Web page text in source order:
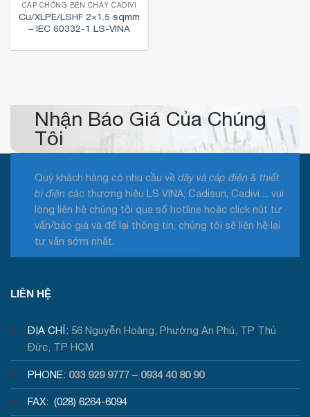
CÁP CHỐNG BÉN CHÁY CADIVI
Cu/XLPE/LSHF 2×1.5 sqmm
– IEC 60332-1 LS-VINA
Nhận Báo Giá Của Chúng
Tôi
Quý khách hàng có nhu cầu về dây và cáp điện & thiết
bị điện các thương hiệu LS VINA, Cadisun, Cadivi ... vui
lòng liên hệ chúng tôi qua số hotline hoặc click nút tư
vấn/báo giá và để lại thông tin, chúng tôi sẽ liên hệ lại
tư vấn sớm nhất.
LIÊN HỆ
ĐỊA CHỈ: 56 Nguyễn Hoàng, Phường An Phú, TP Thủ
Đức, TP HCM
PHONE: 033 929 9777 – 0934 40 80 90
FAX: (028) 6264-6094